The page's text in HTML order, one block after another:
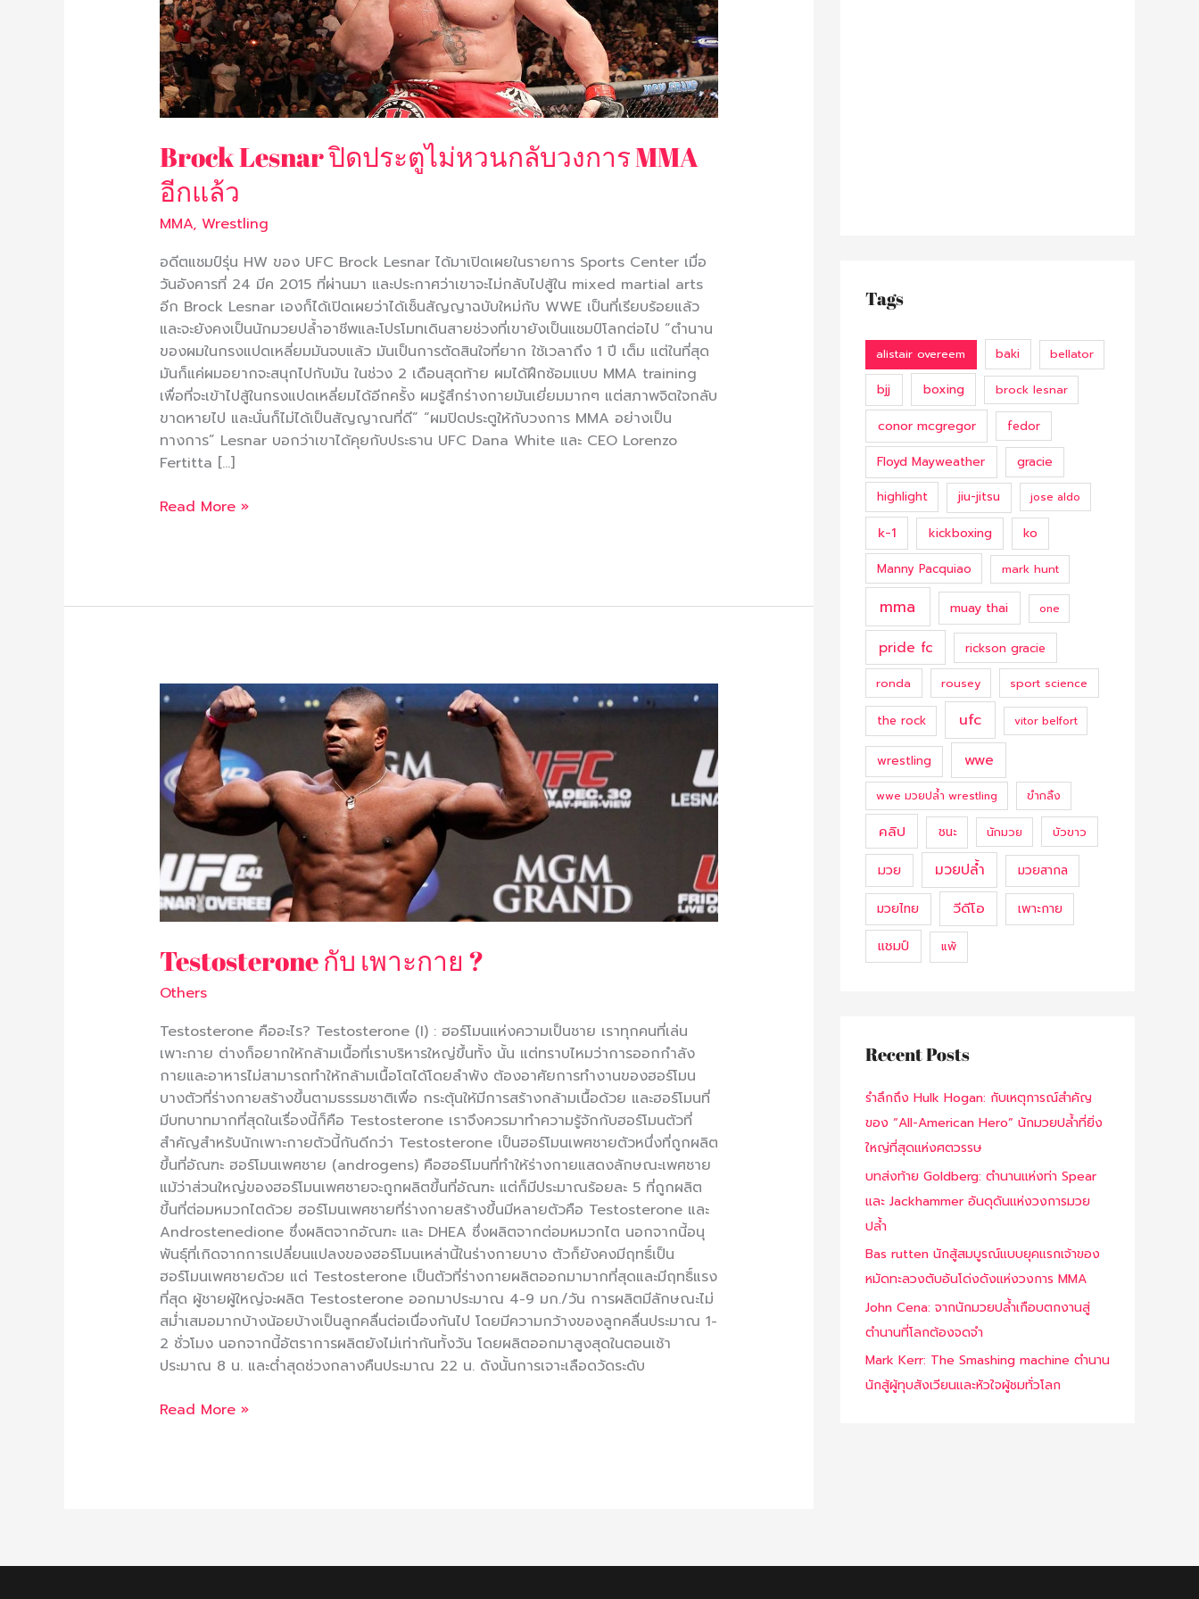
Brock Lesnar ปิดประตูไม่หวนกลับวงการ MMA
อีกแล้ว
MMA, Wrestling
อดีตแชมป์รุ่น HW ของ UFC Brock Lesnar ได้มาเปิดเผยในรายการ Sports Center เมื่อ
วันอังคารที่ 24 มีค 2015 ที่ผ่านมา และประกาศว่าเขาจะไม่กลับไปสู้ใน mixed martial arts
อีก Brock Lesnar เองก็ได้เปิดเผยว่าได้เซ็นสัญญาฉบับใหม่กับ WWE เป็นที่เรียบร้อยแล้ว
และจะยังคงเป็นนักมวยปล้ำอาชีพและโปรโมทเดินสายช่วงที่เขายังเป็นแชมป์โลกต่อไป “ตำนาน
ของผมในกรงแปดเหลี่ยมมันจบแล้ว มันเป็นการตัดสินใจที่ยาก ใช้เวลาถึง 1 ปี เต็ม แต่ในที่สุด
มันก็แค่ผมอยากจะสนุกไปกับมัน ในช่วง 2 เดือนสุดท้าย ผมได้ฝึกซ้อมแบบ MMA training
เพื่อที่จะเข้าไปสู้ในกรงแปดเหลี่ยมได้อีกครั้ง ผมรู้สึกร่างกายมันเยี่ยมมากๆ แต่สภาพจิตใจกลับ
ขาดหายไป และนั่นก็ไม่ได้เป็นสัญญาณที่ดี” “ผมปิดประตูให้กับวงการ MMA อย่างเป็น
ทางการ” Lesnar บอกว่าเขาได้คุยกับประธาน UFC Dana White และ CEO Lorenzo
Fertitta […]
กลับ
วงการ
MMA
อีก
แล้ว
Read More »
Testosterone กับ เพาะกาย ?
Others
Testosterone คืออะไร? Testosterone (I) : ฮอร์โมนแห่งความเป็นชาย เราทุกคนที่เล่น
เพาะกาย ต่างก็อยากให้กล้ามเนื้อที่เราบริหารใหญ่ขึ้นทั้ง นั้น แต่ทราบไหมว่าการออกกำลัง
กายและอาหารไม่สามารถทำให้กล้ามเนื้อโตได้โดยลำพัง ต้องอาศัยการทำงานของฮอร์โมน
บางตัวที่ร่างกายสร้างขึ้นตามธรรมชาติเพื่อ กระตุ้นให้มีการสร้างกล้ามเนื้อด้วย และฮอร์โมนที่
มีบทบาทมากที่สุดในเรื่องนี้ก็คือ Testosterone เราจึงควรมาทำความรู้จักกับฮอร์โมนตัวที่
สำคัญสำหรับนักเพาะกายตัวนี้กันดีกว่า Testosterone เป็นฮอร์โมนเพศชายตัวหนึ่งที่ถูกผลิต
ขึ้นที่อัณฑะ ฮอร์โมนเพศชาย (androgens) คือฮอร์โมนที่ทำให้ร่างกายแสดงลักษณะเพศชาย
แม้ว่าส่วนใหญ่ของฮอร์โมนเพศชายจะถูกผลิตขึ้นที่อัณฑะ แต่ก็มีประมาณร้อยละ 5 ที่ถูกผลิต
ขึ้นที่ต่อมหมวกไตด้วย ฮอร์โมนเพศชายที่ร่างกายสร้างขึ้นมีหลายตัวคือ Testosterone และ
Androstenedione ซึ่งผลิตจากอัณฑะ และ DHEA ซึ่งผลิตจากต่อมหมวกไต นอกจากนี้อนุ
พันธุ์ที่เกิดจากการเปลี่ยนแปลงของฮอร์โมนเหล่านี้ในร่างกายบาง ตัวก็ยังคงมีฤทธิ์เป็น
ฮอร์โมนเพศชายด้วย แต่ Testosterone เป็นตัวที่ร่างกายผลิตออกมามากที่สุดและมีฤทธิ์แรง
ที่สุด ผู้ชายผู้ใหญ่จะผลิต Testosterone ออกมาประมาณ 4-9 มก./วัน การผลิตมีลักษณะไม่
สม่ำเสมอมากบ้างน้อยบ้างเป็นลูกคลื่นต่อเนื่องกันไป โดยมีความกว้างของลูกคลื่นประมาณ 1-
2 ชั่วโมง นอกจากนี้อัตราการผลิตยังไม่เท่ากันทั้งวัน โดยผลิตออกมาสูงสุดในตอนเช้า
ประมาณ 8 น. และต่ำสุดช่วงกลางคืนประมาณ 22 น. ดังนั้นการเจาะเลือดวัดระดับ
Testosterone
กับ
กาย
?
Read More »
Tags
alistair overeem baki bellator
bjj boxing brock lesnar
conor mcgregor fedor
Floyd Mayweather gracie
highlight jiu-jitsu jose aldo
k-1 kickboxing ko
Manny Pacquiao mark hunt
mma muay thai one
pride fc rickson gracie
ronda rousey sport science
the rock ufc vitor belfort
wrestling wwe
wwe มวยปล้ำ wrestling ขำกลิ้ง
คลิป ชนะ นักมวย บัวขาว
มวย มวยปล้ำ มวยสากล
มวยไทย วีดีโอ เพาะกาย
แชมป์ แพ้
Recent Posts
รำลึกถึง Hulk Hogan: กับเหตุการณ์สำคัญ
ของ “All-American Hero” นักมวยปล้ำที่ยิ่ง
ใหญ่ที่สุดแห่งศตวรรษ
บทส่งท้าย Goldberg: ตำนานแห่งท่า Spear
และ Jackhammer อันดุดันแห่งวงการมวย
ปล้ำ
Bas rutten นักสู้สมบูรณ์แบบยุคแรกเจ้าของ
หมัดทะลวงตับอันโด่งดังแห่งวงการ MMA
John Cena: จากนักมวยปล้ำเกือบตกงานสู่
ตำนานที่โลกต้องจดจำ
Mark Kerr: The Smashing machine ตำนาน
นักสู้ผู้ทุบสังเวียนและหัวใจผู้ชมทั่วโลก